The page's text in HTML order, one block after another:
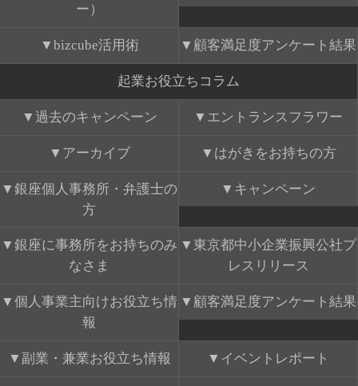
ー）
bizcube活用術 顧客満足度アンケート結果
起業お役立ちコラム
過去のキャンペーン エントランスフラワー
アーカイブ はがきをお持ちの方
銀座個人事務所・弁護士の
方
キャンペーン
銀座に事務所をお持ちのみ
なさま
東京都中小企業振興公社プ
レスリリース
個人事業主向けお役立ち情
報
顧客満足度アンケート結果
副業・兼業お役立ち情報 イベントレポート